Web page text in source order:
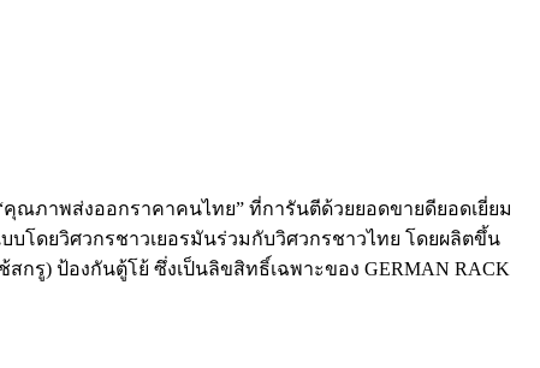
คุณภาพส่งออกราคาคนไทย” ที่การันตีด้วยยอดขายดียอดเยี่ยม
บโดยวิศวกรชาวเยอรมันร่วมกับวิศวกรชาวไทย โดยผลิตขึ้น
สกรู) ป้องกันตู้โย้ ซึ่งเป็นลิขสิทธิ์เฉพาะของ GERMAN RACK